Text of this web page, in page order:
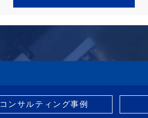
コンサルティング事例